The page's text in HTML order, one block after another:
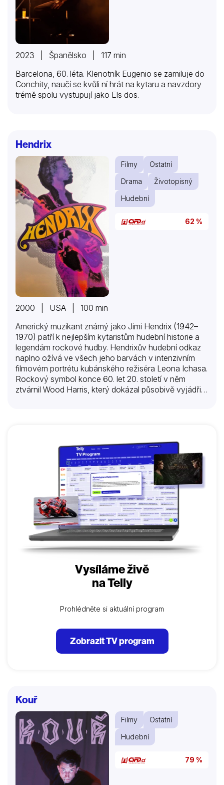
2023 | Španělsko | 117 min
Barcelona, 60. léta. Klenotník Eugenio se zamiluje do
Conchity, naučí se kvůli ní hrát na kytaru a navzdory
trémě spolu vystupují jako Els dos.
Hendrix
Filmy
Ostatní
Drama
Životopisný
Hudební
62 %
2000 | USA | 100 min
Americký muzikant známý jako Jimi Hendrix (1942–
1970) patří k nejlepším kytaristům hudební historie a
legendám rockové hudby. Hendrixův hudební odkaz
naplno ožívá ve všech jeho barvách v intenzivním
filmovém portrétu kubánského režiséra Leona Ichasa.
Rockový symbol konce 60. let 20. století v něm
ztvárnil Wood Harris, který dokázal působivě vyjádřit
naučit hrát na pravoruký model. Po odchodu z
armády následuje krátká epizoda u Little Richarda,
který těžce nese jeho extravagantní kreace při hraní
na kytaru. Později se osamostatní a působí v
newyorské čtvrti Greenwich Village, kde si jeho…
Vysíláme živě
na Telly
Prohlédněte si aktuální program
Zobrazit TV program
Kouř
Filmy
Ostatní
Hudební
79 %